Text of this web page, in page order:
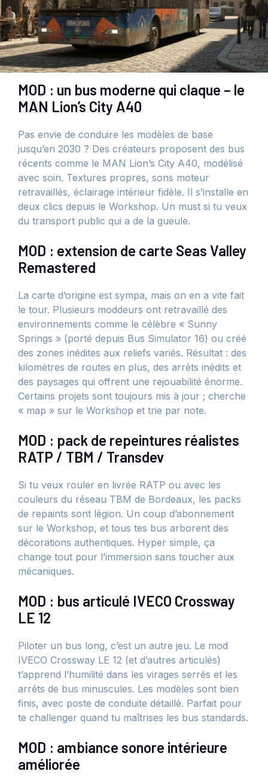
MOD : un bus moderne qui claque – le
MAN Lion’s City A40
Pas envie de conduire les modèles de base
jusqu’en 2030 ? Des créateurs proposent des bus
récents comme le MAN Lion’s City A40, modélisé
avec soin. Textures propres, sons moteur
retravaillés, éclairage intérieur fidèle. Il s’installe en
deux clics depuis le Workshop. Un must si tu veux
du transport public qui a de la gueule.
MOD : extension de carte Seas Valley
Remastered
La carte d’origine est sympa, mais on en a vite fait
le tour. Plusieurs moddeurs ont retravaillé des
environnements comme le célèbre « Sunny
Springs » (porté depuis Bus Simulator 16) ou créé
des zones inédites aux reliefs variés. Résultat : des
kilomètres de routes en plus, des arrêts inédits et
des paysages qui offrent une rejouabilité énorme.
Certains projets sont toujours mis à jour ; cherche
« map » sur le Workshop et trie par note.
MOD : pack de repeintures réalistes
RATP / TBM / Transdev
Si tu veux rouler en livrée RATP ou avec les
couleurs du réseau TBM de Bordeaux, les packs
de repaints sont légion. Un coup d’abonnement
sur le Workshop, et tous tes bus arborent des
décorations authentiques. Hyper simple, ça
change tout pour l’immersion sans toucher aux
mécaniques.
MOD : bus articulé IVECO Crossway
LE 12
Piloter un bus long, c’est un autre jeu. Le mod
IVECO Crossway LE 12 (et d’autres articulés)
t’apprend l’humilité dans les virages serrés et les
arrêts de bus minuscules. Les modèles sont bien
finis, avec poste de conduite détaillé. Parfait pour
te challenger quand tu maîtrises les bus standards.
MOD : ambiance sonore intérieure
améliorée